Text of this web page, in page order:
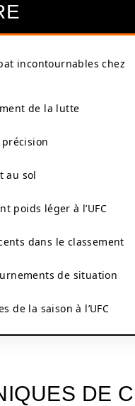
incontournables chez
de la lutte
au sol
poids léger à l’UFC
dans le classement
de situation
de la saison à l’UFC
DE